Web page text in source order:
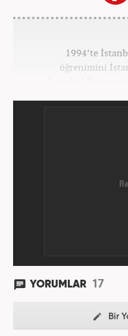
1994’te
öğrenimini
İstanbul
YORUMLAR 17
Bir